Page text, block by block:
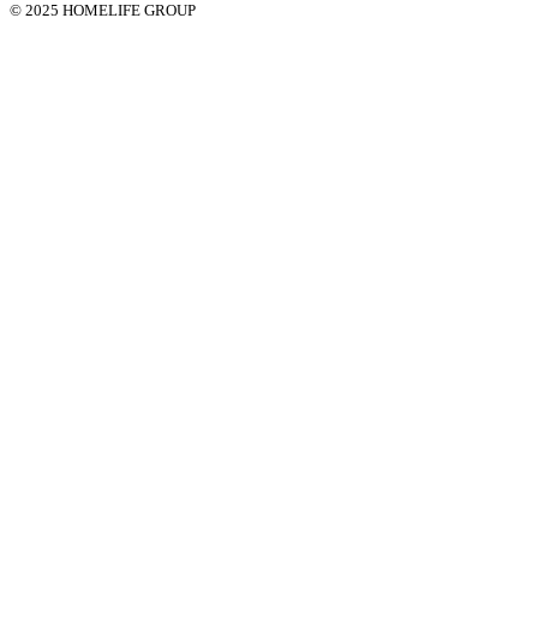
© 2025 HOMELIFE GROUP